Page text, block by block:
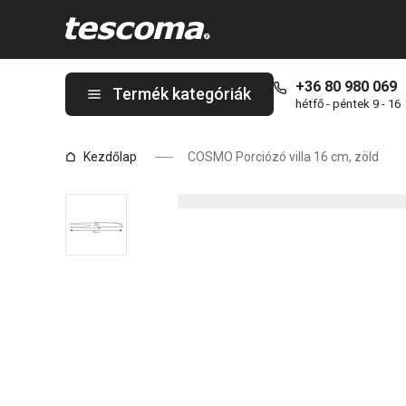
Termék kategóriák +36 80 980 069
hétfő - péntek 9 - 16
Kezdőlap COSMO Porciózó villa 16 cm, zöld